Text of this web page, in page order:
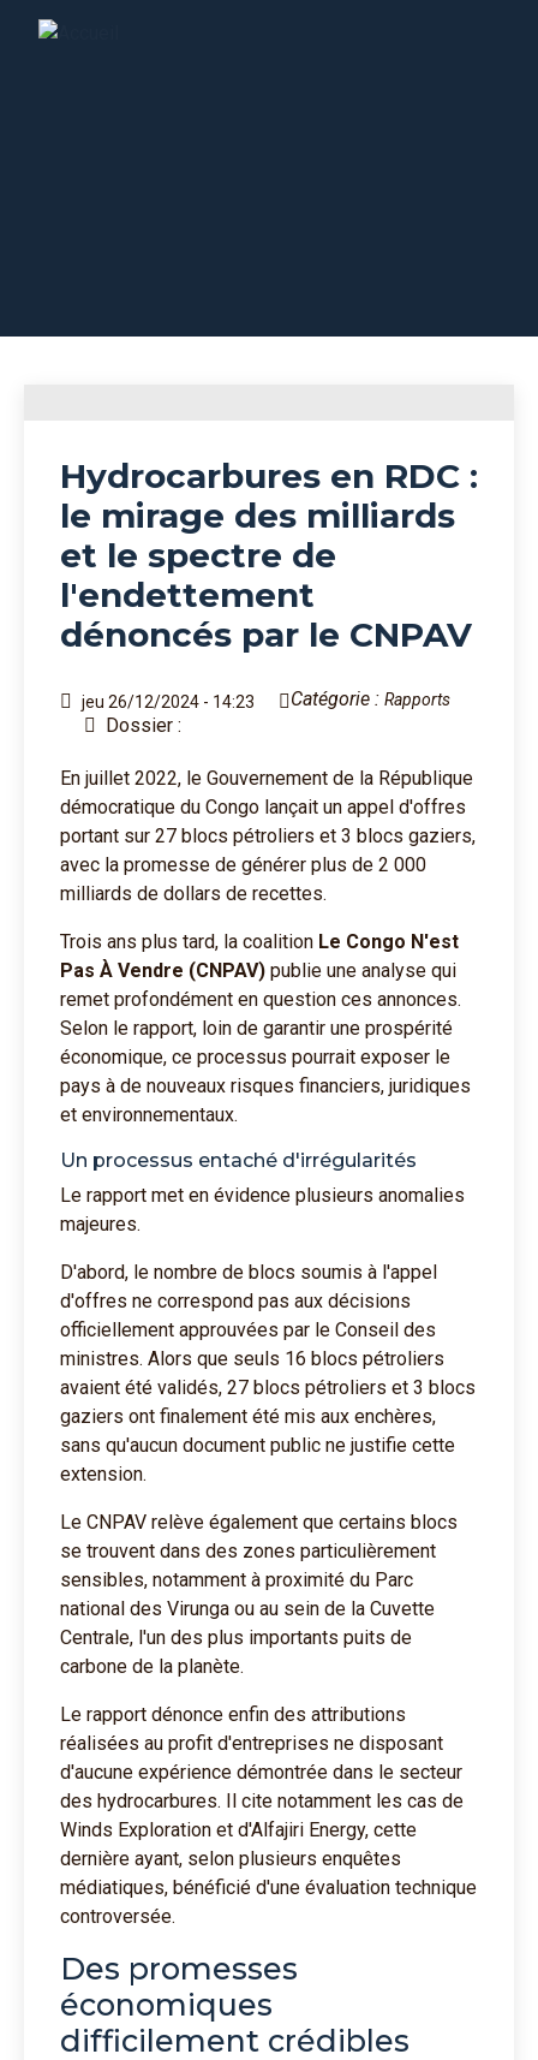
Hydrocarbures en RDC :
le mirage des milliards
et le spectre de
l'endettement
dénoncés par le CNPAV
jeu 26/12/2024 - 14:23 Catégorie : Rapports
Dossier :
En juillet 2022, le Gouvernement de la République
démocratique du Congo lançait un appel d'offres
portant sur 27 blocs pétroliers et 3 blocs gaziers,
avec la promesse de générer plus de 2 000
milliards de dollars de recettes.
Trois ans plus tard, la coalition Le Congo N'est
Pas À Vendre (CNPAV) publie une analyse qui
remet profondément en question ces annonces.
Selon le rapport, loin de garantir une prospérité
économique, ce processus pourrait exposer le
pays à de nouveaux risques financiers, juridiques
et environnementaux.
Un processus entaché d'irrégularités
Le rapport met en évidence plusieurs anomalies
majeures.
D'abord, le nombre de blocs soumis à l'appel
d'offres ne correspond pas aux décisions
officiellement approuvées par le Conseil des
ministres. Alors que seuls 16 blocs pétroliers
avaient été validés, 27 blocs pétroliers et 3 blocs
gaziers ont finalement été mis aux enchères,
sans qu'aucun document public ne justifie cette
extension.
Le CNPAV relève également que certains blocs
se trouvent dans des zones particulièrement
sensibles, notamment à proximité du Parc
national des Virunga ou au sein de la Cuvette
Centrale, l'un des plus importants puits de
carbone de la planète.
Le rapport dénonce enfin des attributions
réalisées au profit d'entreprises ne disposant
d'aucune expérience démontrée dans le secteur
des hydrocarbures. Il cite notamment les cas de
Winds Exploration et d'Alfajiri Energy, cette
dernière ayant, selon plusieurs enquêtes
médiatiques, bénéficié d'une évaluation technique
controversée.
Des promesses
économiques
difficilement crédibles